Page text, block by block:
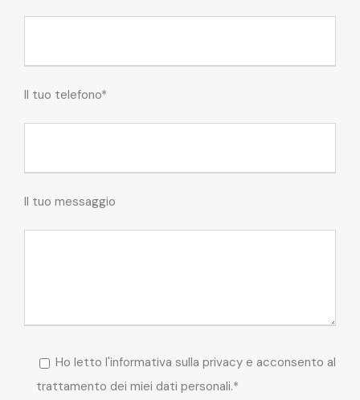
Il tuo telefono*
Il tuo messaggio
Ho letto l'informativa sulla privacy e acconsento al
trattamento dei miei dati personali.*